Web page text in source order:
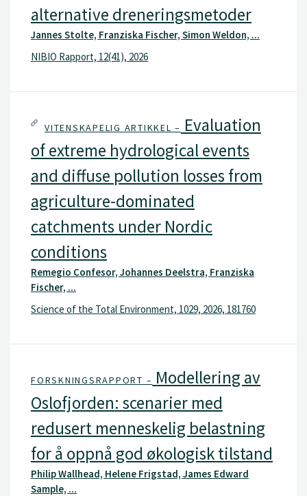
alternative dreneringsmetoder
Jannes Stolte, Franziska Fischer, Simon Weldon, ...
NIBIO Rapport, 12(41), 2026
VITENSKAPELIG ARTIKKEL – Evaluation
of extreme hydrological events
and diffuse pollution losses from
agriculture-dominated
catchments under Nordic
conditions
Remegio Confesor, Johannes Deelstra, Franziska
Fischer, ...
Science of the Total Environment, 1029, 2026, 181760
FORSKNINGSRAPPORT – Modellering av
Oslofjorden: scenarier med
redusert menneskelig belastning
for å oppnå god økologisk tilstand
Philip Wallhead, Helene Frigstad, James Edward
Sample, ...